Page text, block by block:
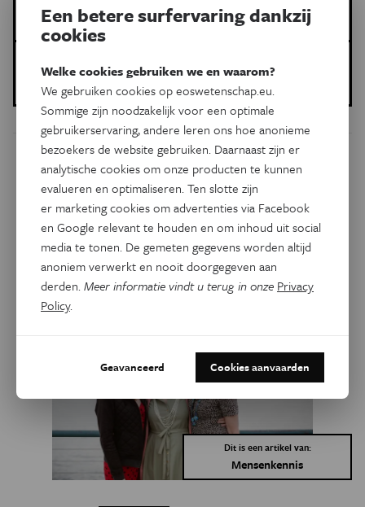
Gezondheid botontkalking hormonen
10 juli 2024
Dit artikel delen op:
Facebook Twitter
Gerelateerde artikels
Dit is een artikel van:
Mensenkennis
Een betere surfervaring dankzij
cookies
Welke cookies gebruiken we en waarom?
We gebruiken cookies op eoswetenschap.eu.
Sommige zijn noodzakelijk voor een optimale
gebruikerservaring, andere leren ons hoe anonieme
bezoekers de website gebruiken. Daarnaast zijn er
analytische cookies om onze producten te kunnen
evalueren en optimaliseren. Ten slotte zijn
er marketing cookies om advertenties via Facebook
en Google relevant te houden en om inhoud uit social
media te tonen. De gemeten gegevens worden altijd
anoniem verwerkt en nooit doorgegeven aan
derden.Meer informatie vindt u terug in onze Privacy
Policy.
Geavanceerd Cookies aanvaarden